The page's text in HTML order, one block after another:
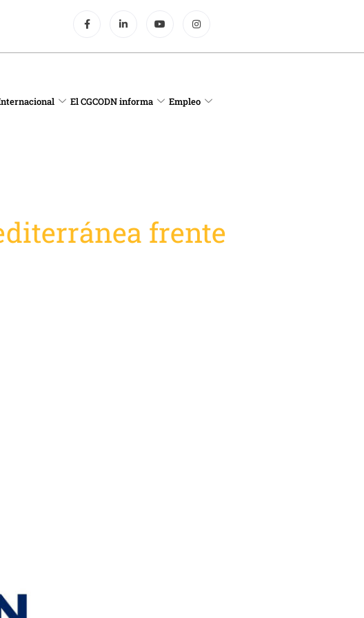
El CGCODN informa Empleo
frente